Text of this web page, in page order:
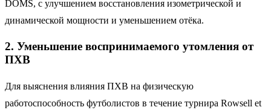
DOMS, с улучшением восстановления изометрической и
динамической мощности и уменьшением отёка.
2. Уменьшение воспринимаемого утомления от
ПХВ
Для выяснения влияния ПХВ на физическую
работоспособность футболистов в течение турнира Rowsell et